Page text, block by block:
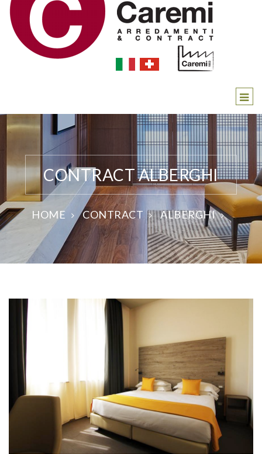
CONTRACT ALBERGHI
HOME CONTRACT ALBERGHI